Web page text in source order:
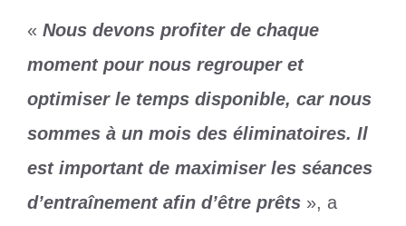
« Nous devons profiter de chaque
moment pour nous regrouper et
optimiser le temps disponible, car nous
sommes à un mois des éliminatoires. Il
est important de maximiser les séances
d’entraînement afin d’être prêts », a